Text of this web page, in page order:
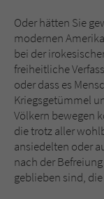
Oder hätten Sie
modernen
bei der
freiheitliche
oder dass es
Kriegsgetümmel
Völkern bewegen
die trotz aller
ansiedelten oder
nach der
geblieben sind,